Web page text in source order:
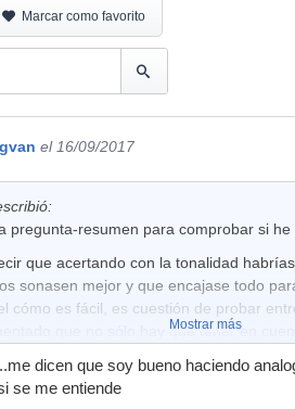
Marcar como favorito
el 16/09/2017
pregunta-resumen para comprobar si he
que acertando con la tonalidad
sonasen mejor y que encajase todo
cómo es fácil, es cuestión de probar
que no sólo hay que tener en
instrumento e incluso hay unas notas
pero no recuerdo haber leído sobre
Mostrar más
dicen que soy bueno haciendo
se me entiende